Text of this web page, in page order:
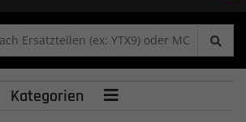
Kategorien 